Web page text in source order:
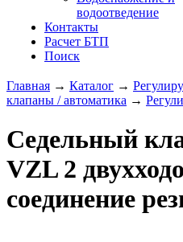
водоотведение
Контакты
Расчет БТП
Поиск
Главная → Каталог →
клапаны / автоматика →
Седельный
VZL 2
соединение